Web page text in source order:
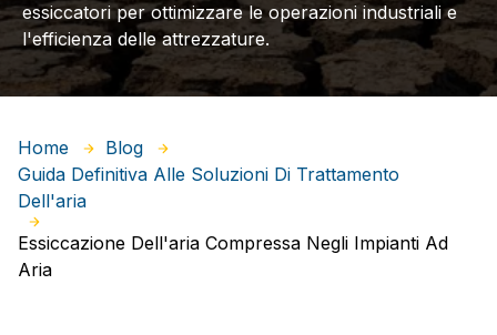
essiccatori per ottimizzare le operazioni industriali e
l'efficienza delle attrezzature.
Home
Blog
Guida Definitiva Alle Soluzioni Di Trattamento
Dell'aria
Essiccazione Dell'aria Compressa Negli Impianti Ad
Aria